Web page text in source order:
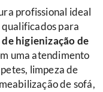
profissional ideal
para
higienização de
uma atendimento
limpeza de
de sofá,